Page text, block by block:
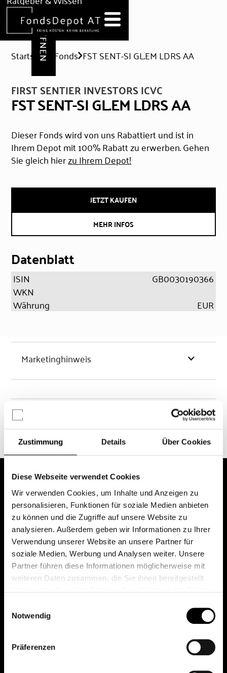
Zustimmung Details Über Cookies
Diese Webseite verwendet Cookies
Wir verwenden Cookies, um Inhalte und Anzeigen zu
personalisieren, Funktionen für soziale Medien anbieten
zu können und die Zugriffe auf unsere Website zu
analysieren. Außerdem geben wir Informationen zu Ihrer
Verwendung unserer Website an unsere Partner für
soziale Medien, Werbung und Analysen weiter. Unsere
Partner führen diese Informationen möglicherweise mit
weiteren Daten zusammen, die Sie ihnen bereitgestellt
Notwendig
Präferenzen
Hilfe & Formulare
DEPOT ERÖFFNEN
Startseite Fonds FST SENT-SI GL.EM LDRS AA
FIRST SENTIER INVESTORS ICVC
FST SENT-SI GL.EM LDRS AA
Dieser Fonds wird von uns Rabattiert und ist in
Ihrem Depot mit 100% Rabatt zu erwerben. Gehen
Sie gleich hierzu Ihrem Depot!
JETZT KAUFEN
MEHR INFOS
Datenblatt
ISIN
GB0030190366
WKN
Währung
EUR
Marketinghinweis
Chancen & Risiken
Das erste Depot in Österreich mit 0€ Kontoführung,
0€ Ausgabeaufschlag und 0€ Depotgebühren bei
knapp 2000 Fonds und 0€ Orderspesen.
All rights reserved.